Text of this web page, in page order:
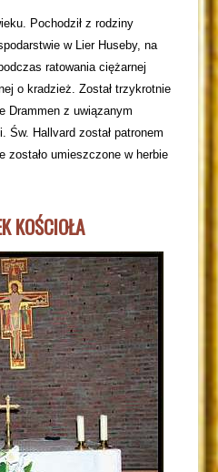
Pochodził z rodziny
w Lier Huseby, na
ratowania ciężarnej
o kradzież. Został trzykrotnie
Drammen z uwiązanym
Św. Hallvard został patronem
zostało umieszczone w herbie
KOŚCIOŁA